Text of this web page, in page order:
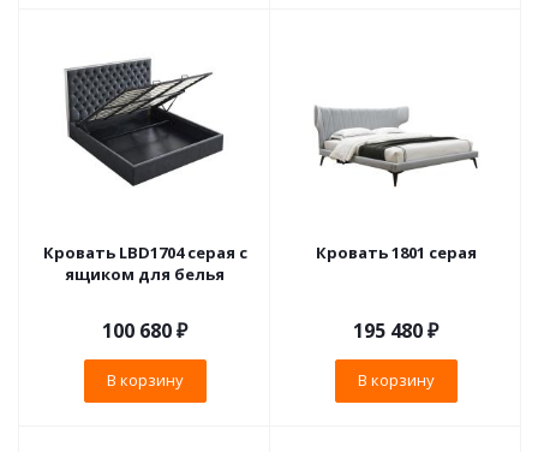
Кровать LBD1704 серая с
ящиком для белья
100 680₽
В корзину
Кровать 1801 серая
195 480₽
В корзину